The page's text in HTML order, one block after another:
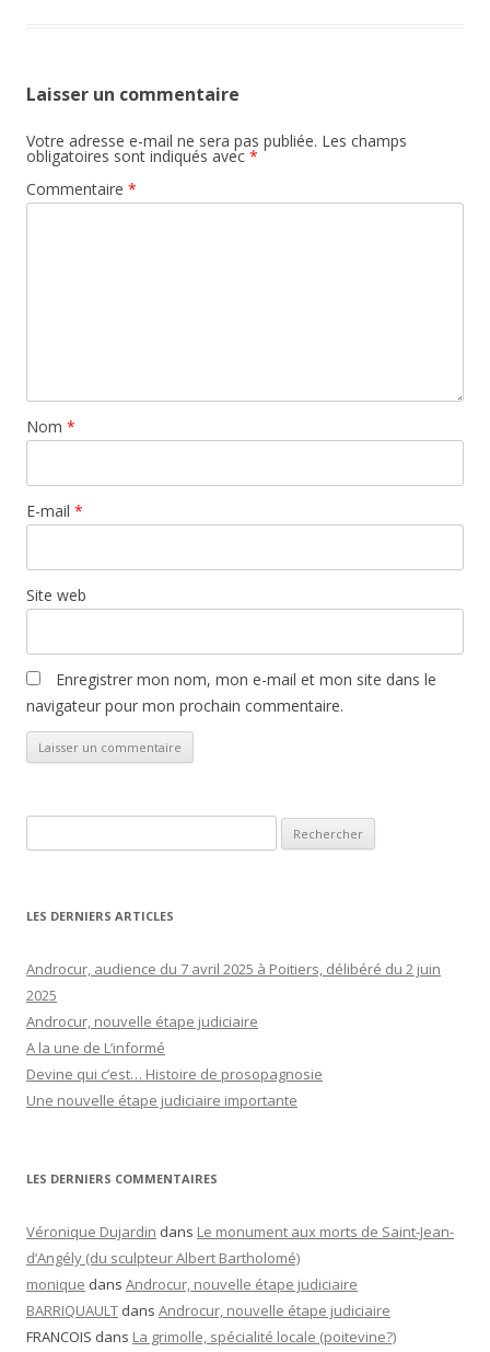
Laisser un commentaire
Votre adresse e-mail ne sera pas publiée. Les champs
obligatoires sont indiqués avec *
Commentaire *
Nom *
E-mail *
Site web
Enregistrer mon nom, mon e-mail et mon site dans le
navigateur pour mon prochain commentaire.
LES DERNIERS ARTICLES
Androcur, audience du 7 avril 2025 à Poitiers, délibéré du 2 juin
2025
Androcur, nouvelle étape judiciaire
A la une de L’informé
Devine qui c’est… Histoire de prosopagnosie
Une nouvelle étape judiciaire importante
LES DERNIERS COMMENTAIRES
Véronique Dujardin dans Le monument aux morts de Saint-Jean-
d’Angély (du sculpteur Albert Bartholomé)
monique dans Androcur, nouvelle étape judiciaire
BARRIQUAULT dans Androcur, nouvelle étape judiciaire
FRANCOIS dans La grimolle, spécialité locale (poitevine?)